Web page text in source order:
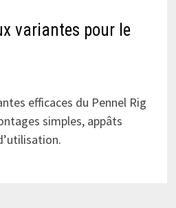
variantes pour le
efficaces du Pennel Rig
simples, appâts